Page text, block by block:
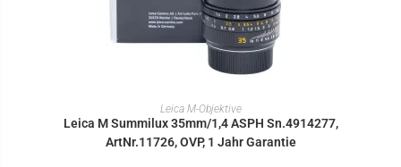
IN DEN WARENKORB
Leica M-Objektive
Leica M Summilux 35mm/1,4 ASPH Sn.4914277,
ArtNr.11726, OVP, 1 Jahr Garantie